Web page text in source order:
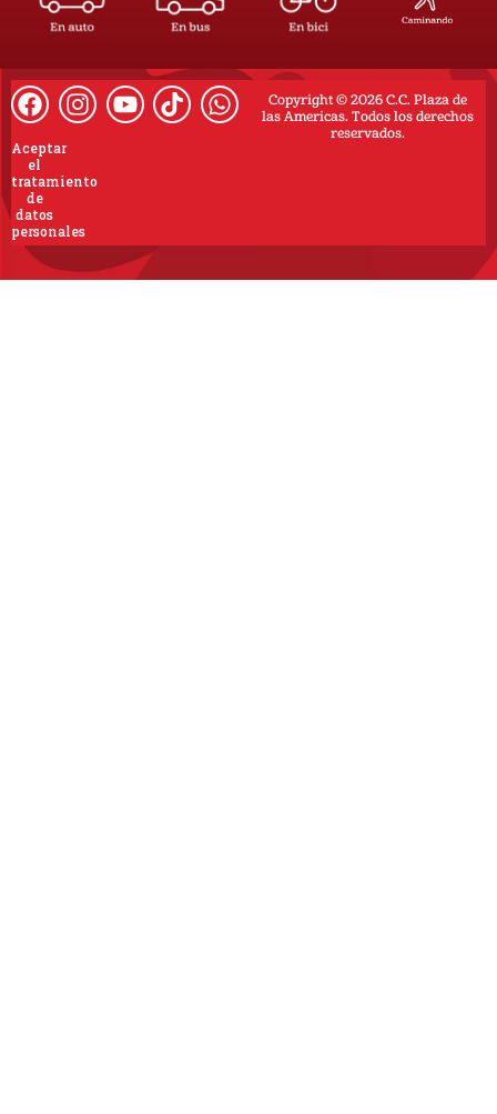
Copyright © 2026 C.C. Plaza de
las Americas. Todos los derechos
reservados.
Aceptar
el
tratamiento
de
datos
personales